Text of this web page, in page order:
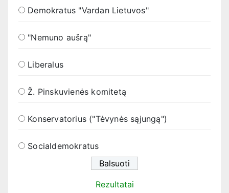
Demokratus "Vardan Lietuvos"
"Nemuno aušrą"
Liberalus
Ž. Pinskuvienės komitetą
Konservatorius ("Tėvynės sąjungą")
Socialdemokratus
Rezultatai